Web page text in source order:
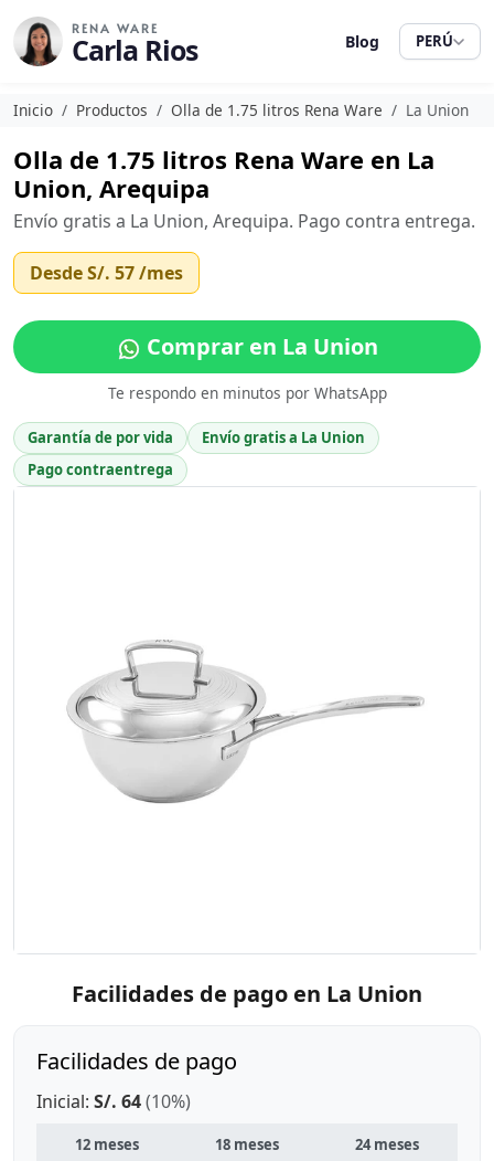
RENA WARE
Carla Rios Blog PERÚ
Inicio Productos Olla de 1.75 litros Rena Ware La Union
Olla de 1.75 litros Rena Ware en La
Union, Arequipa
Envío gratis a La Union, Arequipa. Pago contra entrega.
DesdeS/. 57/mes
Comprar en La Union
Te respondo en minutos por WhatsApp
Garantía de por vida
Envío gratis a La Union
Pago contraentrega
Facilidades de pago en La Union
Facilidades de pago
Inicial: S/. 64(10%)
12 meses 18 meses 24 meses